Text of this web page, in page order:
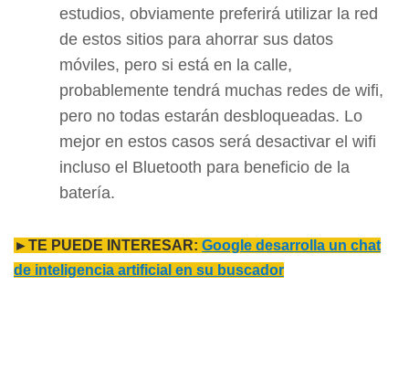
estudios, obviamente preferirá utilizar la red
de estos sitios para ahorrar sus datos
móviles, pero si está en la calle,
probablemente tendrá muchas redes de wifi,
pero no todas estarán desbloqueadas. Lo
mejor en estos casos será desactivar el wifi
incluso el Bluetooth para beneficio de la
batería.
►TE PUEDE INTERESAR: Google desarrolla un chat
de inteligencia artificial en su buscador